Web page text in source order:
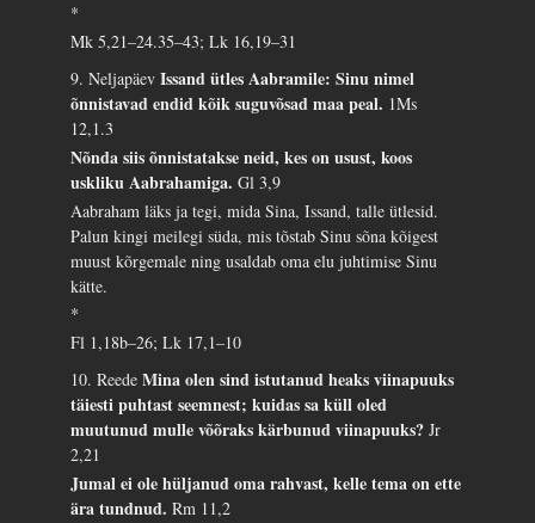
*
Mk 5,21–24.35–43; Lk 16,19–31
9. NeljapäevIssand ütles Aabramile: Sinu nimel
õnnistavad endid kõik suguvõsad maa peal. 1Ms
12,1.3
Nõnda siis õnnistatakse neid, kes on usust, koos
uskliku Aabrahamiga.Gl 3,9
Aabraham läks ja tegi, mida Sina, Issand, talle ütlesid.
Palun kingi meilegi süda, mis tõstab Sinu sõna kõigest
muust kõrgemale ning usaldab oma elu juhtimise Sinu
kätte.
*
Fl 1,18b–26; Lk 17,1–10
10. ReedeMina olen sind istutanud heaks viinapuuks
täiesti puhtast seemnest; kuidas sa küll oled
muutunud mulle võõraks kärbunud viinapuuks?Jr
2,21
Jumal ei ole hüljanud oma rahvast, kelle tema on ette
ära tundnud.Rm 11,2